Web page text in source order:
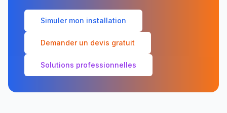
Simuler mon installation
Demander un devis gratuit
Solutions professionnelles